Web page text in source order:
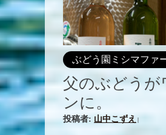
ぶどう園ミシマファ
父のぶどうが
ンに。
投稿者: 山中こずえ